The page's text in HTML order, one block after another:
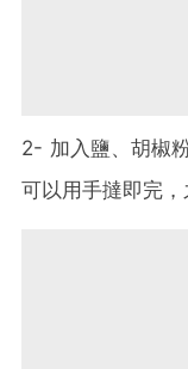
2- 加入鹽、胡椒
可以用手撻即完，